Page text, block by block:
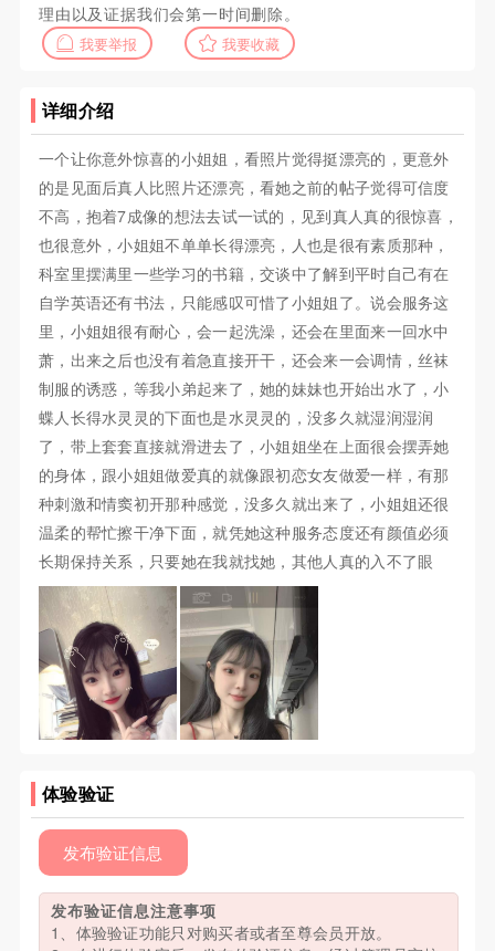
理由以及证据我们会第一时间删除。
我要举报 我要收藏
详细介绍
一个让你意外惊喜的小姐姐，看照片觉得挺漂亮的，更意外
的是见面后真人比照片还漂亮，看她之前的帖子觉得可信度
不高，抱着7成像的想法去试一试的，见到真人真的很惊喜，
也很意外，小姐姐不单单长得漂亮，人也是很有素质那种，
科室里摆满里一些学习的书籍，交谈中了解到平时自己有在
自学英语还有书法，只能感叹可惜了小姐姐了。说会服务这
里，小姐姐很有耐心，会一起洗澡，还会在里面来一回水中
萧，出来之后也没有着急直接开干，还会来一会调情，丝袜
制服的诱惑，等我小弟起来了，她的妹妹也开始出水了，小
蝶人长得水灵灵的下面也是水灵灵的，没多久就湿润湿润
了，带上套套直接就滑进去了，小姐姐坐在上面很会摆弄她
的身体，跟小姐姐做爱真的就像跟初恋女友做爱一样，有那
种刺激和情窦初开那种感觉，没多久就出来了，小姐姐还很
温柔的帮忙擦干净下面，就凭她这种服务态度还有颜值必须
长期保持关系，只要她在我就找她，其他人真的入不了眼
体验验证
发布验证信息
发布验证信息注意事项
1、体验验证功能只对购买者或者至尊会员开放。